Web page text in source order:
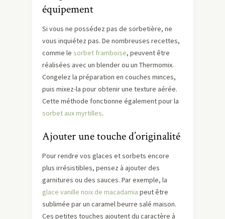
équipement
Si vous ne possédez pas de sorbetière, ne
vous inquiétez pas. De nombreuses recettes,
comme le sorbet framboise, peuvent être
réalisées avec un blender ou un Thermomix.
Congelez la préparation en couches minces,
puis mixez-la pour obtenir une texture aérée.
Cette méthode fonctionne également pour la
sorbet aux myrtilles.
Ajouter une touche d’originalité
Pour rendre vos glaces et sorbets encore
plus irrésistibles, pensez à ajouter des
garnitures ou des sauces. Par exemple, la
glace vanille noix de macadamia peut être
sublimée par un caramel beurre salé maison.
Ces petites touches ajoutent du caractère à